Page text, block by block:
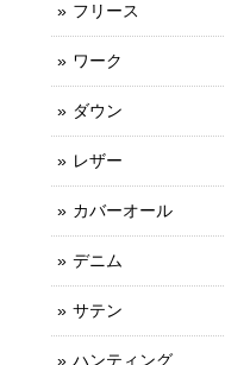
フリース
ワーク
ダウン
レザー
カバーオール
デニム
サテン
ハンティング